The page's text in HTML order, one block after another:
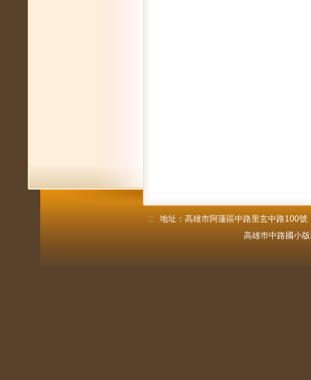
::: 地址：高雄市阿蓮區中路里玄中路100
高雄巿中路國小